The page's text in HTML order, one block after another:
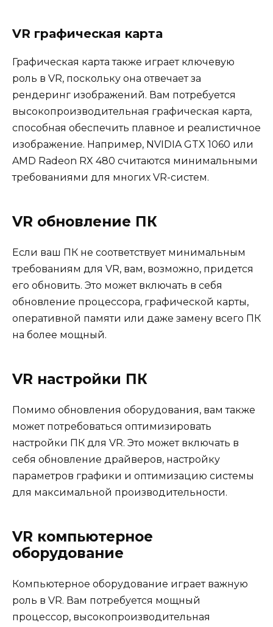
VR графическая карта
Графическая карта также играет ключевую
роль в VR, поскольку она отвечает за
рендеринг изображений. Вам потребуется
высокопроизводительная графическая карта,
способная обеспечить плавное и реалистичное
изображение. Например, NVIDIA GTX 1060 или
AMD Radeon RX 480 считаются минимальными
требованиями для многих VR-систем.
VR обновление ПК
Если ваш ПК не соответствует минимальным
требованиям для VR, вам, возможно, придется
его обновить. Это может включать в себя
обновление процессора, графической карты,
оперативной памяти или даже замену всего ПК
на более мощный.
VR настройки ПК
Помимо обновления оборудования, вам также
может потребоваться оптимизировать
настройки ПК для VR. Это может включать в
себя обновление драйверов, настройку
параметров графики и оптимизацию системы
для максимальной производительности.
VR компьютерное
оборудование
Компьютерное оборудование играет важную
роль в VR. Вам потребуется мощный
процессор, высокопроизводительная